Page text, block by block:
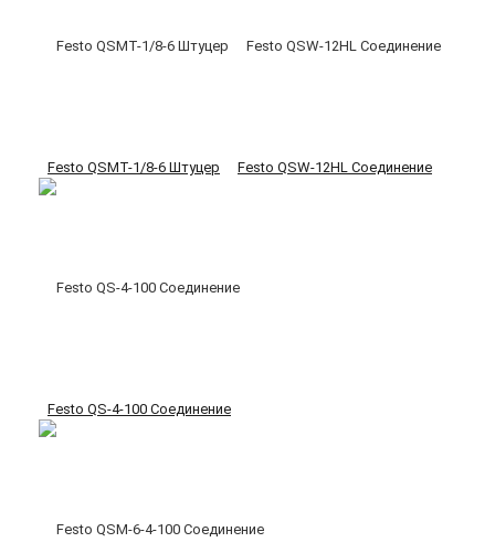
Festo QSMT-1/8-6 Штуцер Festo QSW-12HL Соединение
Festo QS-4-100 Соединение